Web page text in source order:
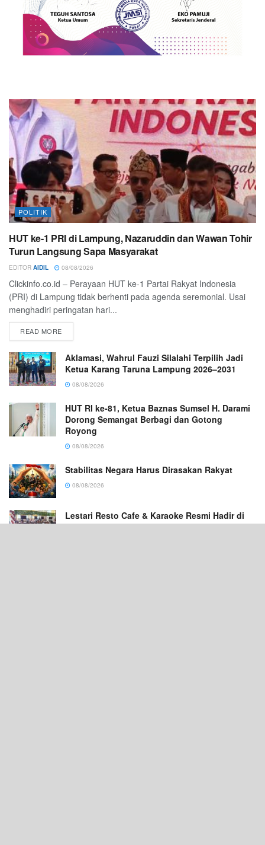
POLITIK
HUT ke-1 PRI di Lampung, Nazaruddin dan Wawan Tohir
Turun Langsung Sapa Masyarakat
EDITOR AIDIL 08/08/2026
Clickinfo.co.id – Perayaan HUT ke-1 Partai Rakyat Indonesia
(PRI) di Lampung tidak berhenti pada agenda seremonial. Usai
menghadiri peringatan hari...
READ MORE
Aklamasi, Wahrul Fauzi Silalahi Terpilih Jadi
Ketua Karang Taruna Lampung 2026–2031
08/08/2026
HUT RI ke-81, Ketua Baznas Sumsel H. Darami
Dorong Semangat Berbagi dan Gotong
Royong
08/08/2026
Stabilitas Negara Harus Dirasakan Rakyat
08/08/2026
Lestari Resto Cafe & Karaoke Resmi Hadir di
Banyuasin, Tawarkan Kuliner Jawa dan